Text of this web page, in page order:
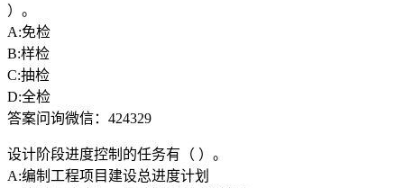
）。
A:免检
B:样检
C:抽检
D:全检
答案问询微信：424329
设计阶段进度控制的任务有（ ）。
A:编制工程项目建设总进度计划